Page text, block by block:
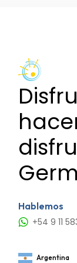
Hablemos
+54 9 11
Argentina